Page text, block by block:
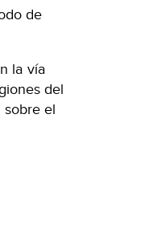
de
la vía
del
sobre el